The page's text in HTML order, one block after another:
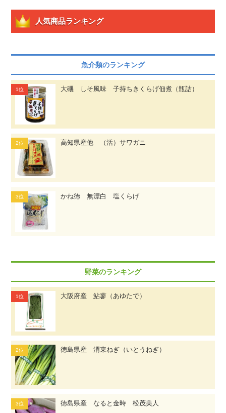
人気商品ランキング
魚介類のランキング
大磯 しそ風味 子持ちきくらげ佃煮（瓶詰）
高知県産他 （活）サワガニ
かね徳 無漂白 塩くらげ
野菜のランキング
大阪府産 鮎蓼（あゆたで）
徳島県産 渭東ねぎ（いとうねぎ）
徳島県産 なると金時 松茂美人